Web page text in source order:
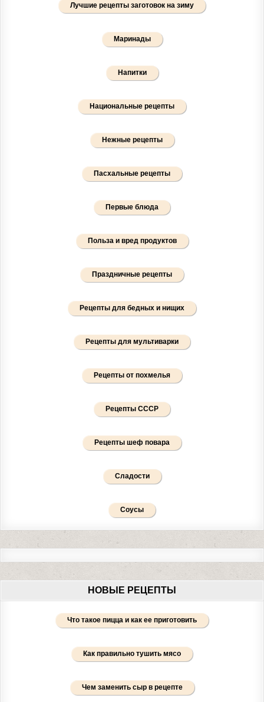
Лучшие рецепты заготовок на зиму
Маринады
Напитки
Национальные рецепты
Нежные рецепты
Пасхальные рецепты
Первые блюда
Польза и вред продуктов
Праздничные рецепты
Рецепты для бедных и нищих
Рецепты для мультиварки
Рецепты от похмелья
Рецепты СССР
Рецепты шеф повара
Сладости
Соусы
НОВЫЕ РЕЦЕПТЫ
Что такое пицца и как ее приготовить
Как правильно тушить мясо
Чем заменить сыр в рецепте